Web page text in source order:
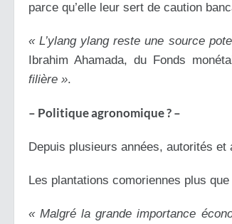
parce qu’elle leur sert de caution
« L’ylang ylang reste une source
Ibrahim Ahamada, du Fonds
filière ».
– Politique agronomique ? –
Depuis plusieurs années, autorités et
Les plantations comoriennes plus
« Malgré la grande importance